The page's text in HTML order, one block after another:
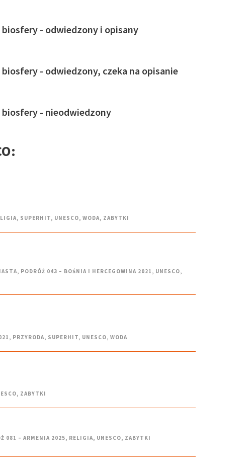
biosfery - odwiedzony i opisany
- odwiedzony, czeka na opisanie
biosfery - nieodwiedzony
, SUPERHIT, UNESCO, WODA, ZABYTKI
, PODRÓŻ 043 – BOŚNIA I HERCEGOWINA 2021 , UNESCO,
, PRZYRODA, SUPERHIT, UNESCO, WODA
, ZABYTKI
081 – ARMENIA 2025, RELIGIA, UNESCO, ZABYTKI